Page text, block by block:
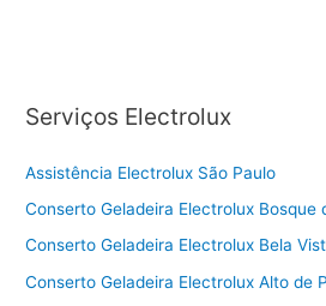
Serviços Electrolux
Assistência Electrolux São Paulo
Conserto Geladeira Electrolux Bosque
Conserto Geladeira Electrolux Bela
Conserto Geladeira Electrolux Alto de